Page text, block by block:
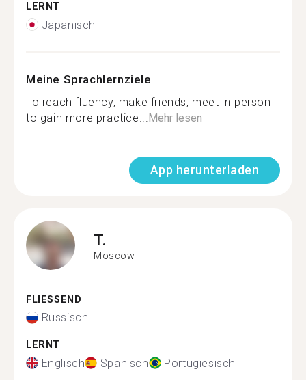
LERNT
Japanisch
Meine Sprachlernziele
To reach fluency, make friends, meet in person
to gain more practice... Mehr lesen
App herunterladen
T.
Moscow
FLIESSEND
Russisch
LERNT
Englisch Spanisch Portugiesisch